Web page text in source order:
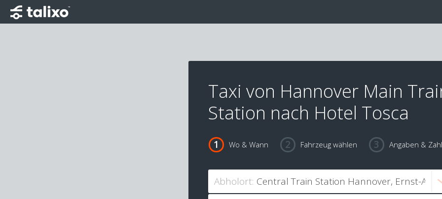
Taxi von Hannover Main
Station nach Hotel Tosca
Wo & Wann Fahrzeug wählen Angaben &
Abholort: